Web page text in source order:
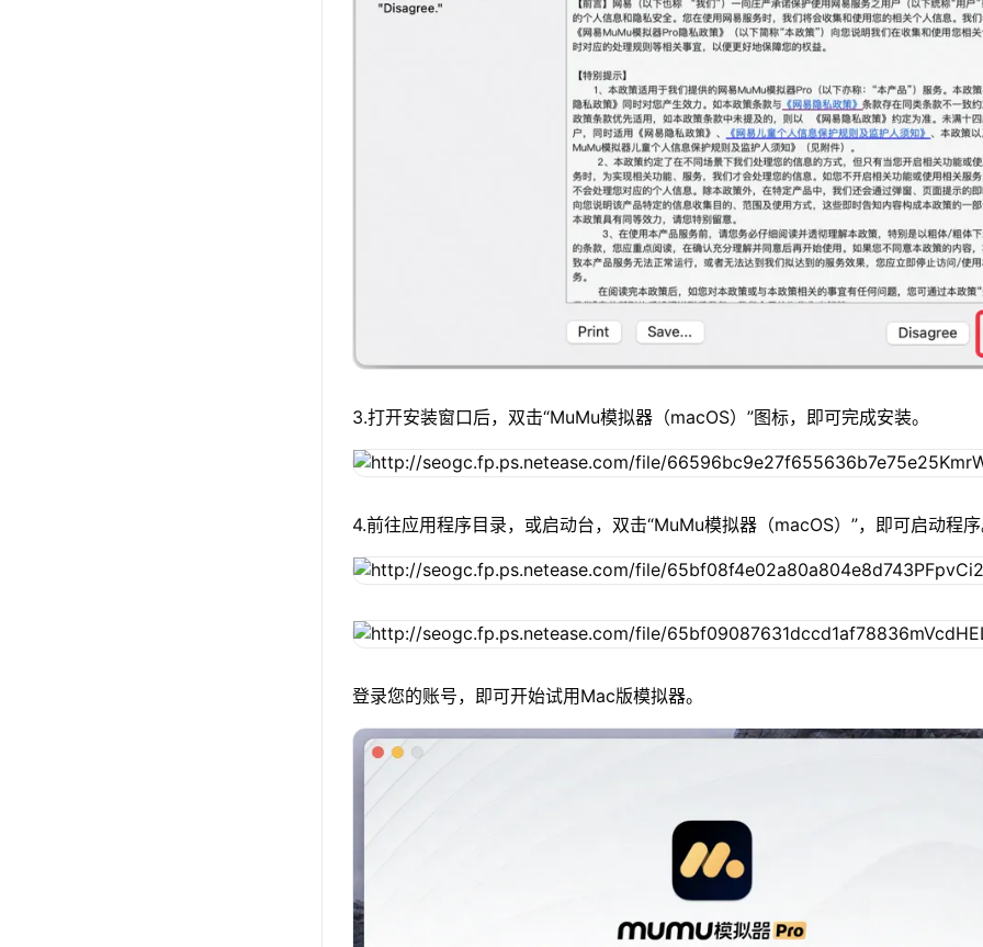
3.打开安装窗口后，双击“MuMu模拟器（macOS）”图标，即可完成安装。
4.前往应用程序目录，或启动台，双击“MuMu模拟器（macOS）”，即可启动程
登录您的账号，即可开始试用Mac版模拟器。